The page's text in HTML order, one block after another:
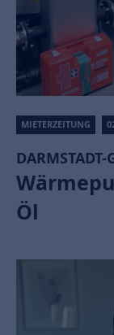
MIETERZEITUNG
Öl